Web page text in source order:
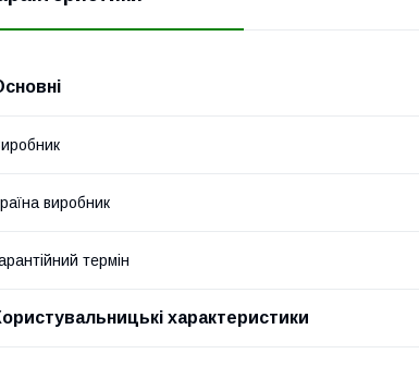
виробник
термін
характеристики